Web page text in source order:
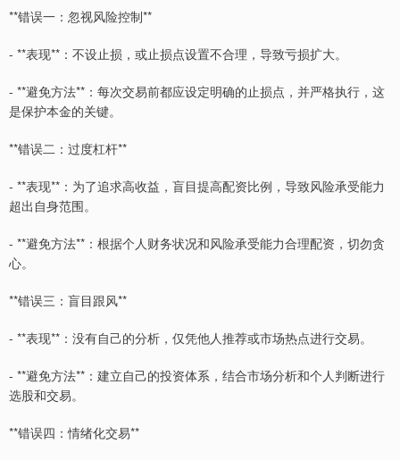
**错误一：忽视风险控制**
- **表现**：不设止损，或止损点设置不合理，导致亏损扩大。
- **避免方法**：每次交易前都应设定明确的止损点，并严格执行，这
是保护本金的关键。
**错误二：过度杠杆**
- **表现**：为了追求高收益，盲目提高配资比例，导致风险承受能力
超出自身范围。
- **避免方法**：根据个人财务状况和风险承受能力合理配资，切勿贪
心。
**错误三：盲目跟风**
- **表现**：没有自己的分析，仅凭他人推荐或市场热点进行交易。
- **避免方法**：建立自己的投资体系，结合市场分析和个人判断进行
选股和交易。
**错误四：情绪化交易**